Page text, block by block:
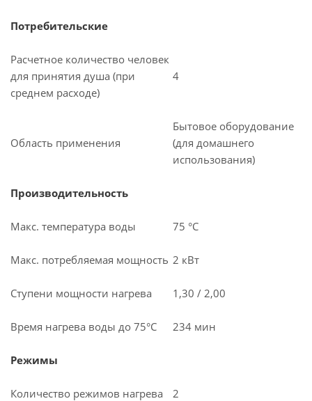
Потребительские
Расчетное количество человек
для принятия душа (при
среднем расходе)
4
Область применения
Бытовое оборудование
(для домашнего
использования)
Производительность
Макс. температура воды 75 °С
Макс. потребляемая мощность 2 кВт
Ступени мощности нагрева 1,30 / 2,00
Время нагрева воды до 75°С 234 мин
Режимы
Количество режимов нагрева 2